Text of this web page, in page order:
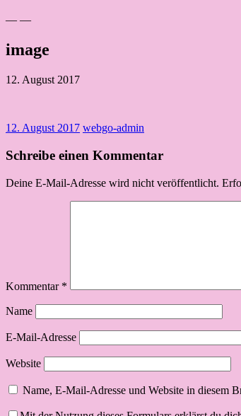
— —
image
12. August 2017
12. August 2017 webgo-admin
Schreibe einen Kommentar
Deine E-Mail-Adresse wird nicht veröffentlicht.
Kommentar *
Name
E-Mail-Adresse
Website
Name, E-Mail-Adresse und Website in diesem